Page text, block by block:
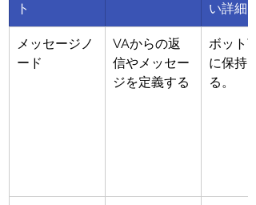
ト
い詳細
​メッセージノ
ード
VAからの返
信やメッセー
ジを定義する
ボット
に保持
る。